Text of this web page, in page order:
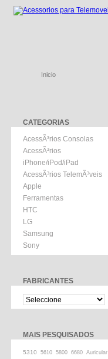
Inicio
CATEGORIAS
AcessÃ³rios Consolas
AcessÃ³rios
iPhone/iPod/iPad
AcessÃ³rios TelemÃ³veis
Apple
Ferramentas
HTC
LG
Samsung
Sony
FABRICANTES
MAIS PESQUISADOS
5310 5610 5800 6680 Auricular